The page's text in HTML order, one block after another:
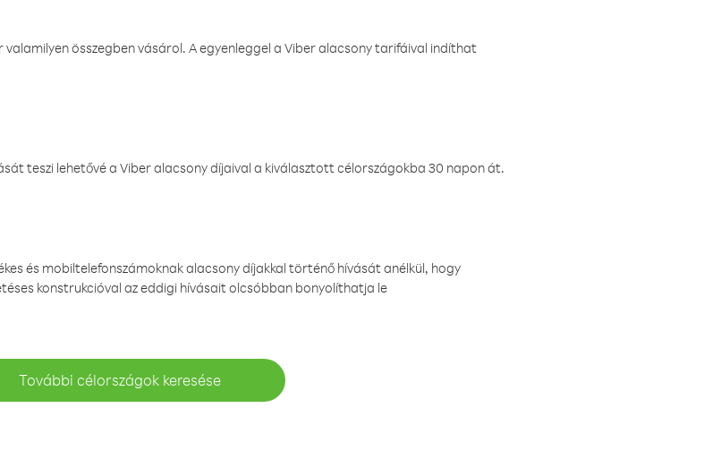
valamilyen összegben vásárol. A egyenleggel a Viber alacsony tarifáival indíthat
teszi lehetővé a Viber alacsony díjaival a kiválasztott célországokba 30 napon át.
és mobiltelefonszámoknak alacsony díjakkal történő hívását anélkül, hogy
konstrukcióval az eddigi hívásait olcsóbban bonyolíthatja le
További célországok keresése